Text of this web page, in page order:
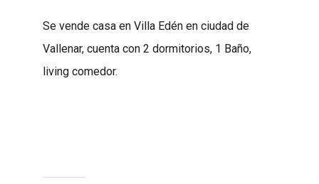
Se vende casa en Villa Edén en ciudad de
Vallenar, cuenta con 2 dormitorios, 1 Baño,
living comedor.